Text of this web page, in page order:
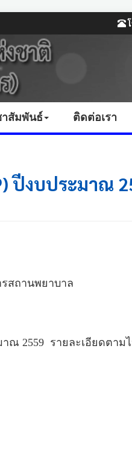
าสัมพันธ์ ติดต่อเรา
ปีงบประมาณ
สถานพยาบาล
2559  รายละเอียดตาม